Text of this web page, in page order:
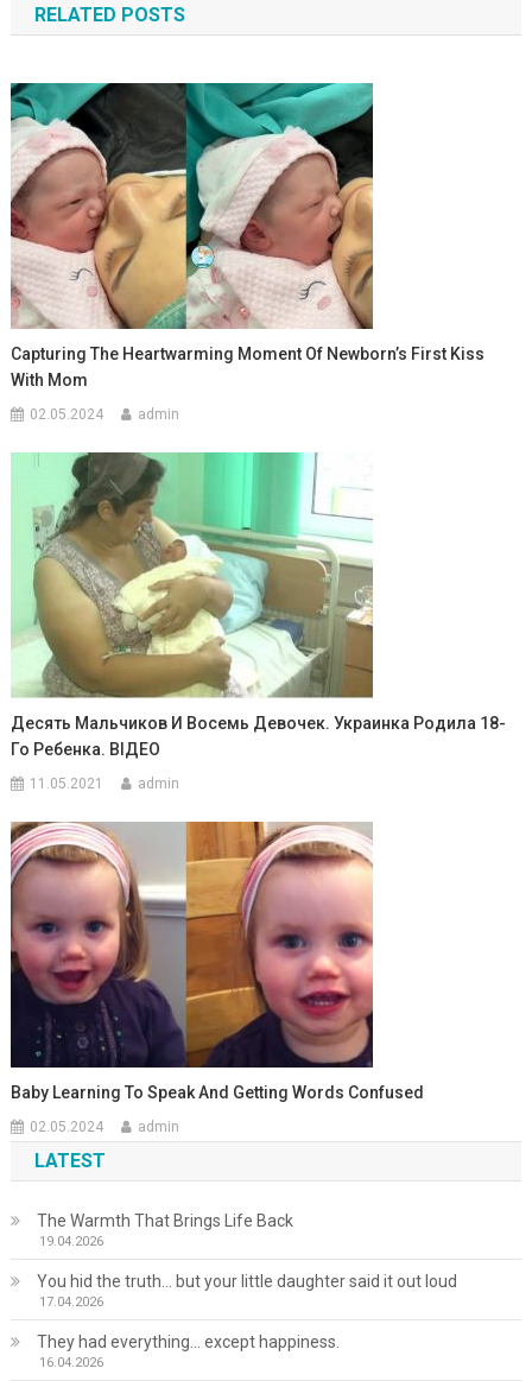
записям
RELATED POSTS
Capturing The Heartwarming Moment Of Newborn’s First Kiss
With Mom
02.05.2024 admin
Десять Мальчиков И Восемь Девочек. Украинка Родила 18-
Го Ребенка. ВIДЕО
11.05.2021 admin
Baby Learning To Speak And Getting Words Confused
02.05.2024 admin
LATEST
The Warmth That Brings Life Back
19.04.2026
You hid the truth… but your little daughter said it out loud
17.04.2026
They had everything… except happiness.
16.04.2026